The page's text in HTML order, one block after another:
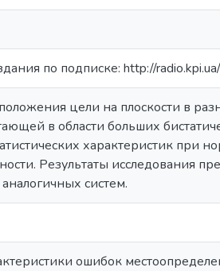
по подписке: http://
цели на плоскости в
в области больших
характеристик при
Результаты исследования
систем.
ошибок